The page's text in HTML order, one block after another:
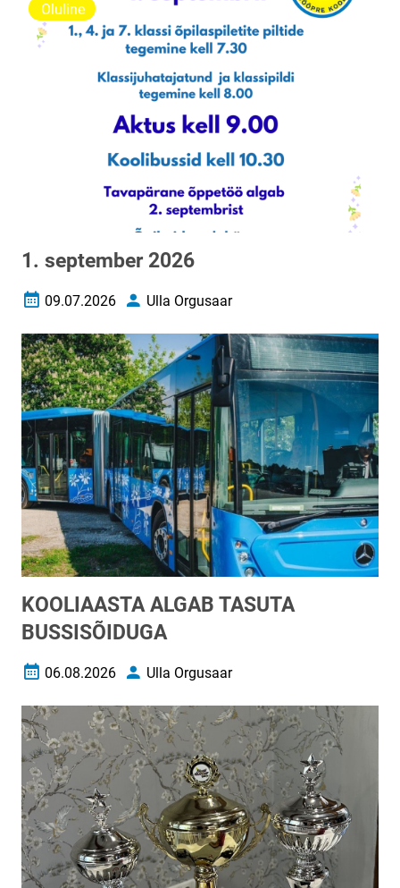
Oluline
1. september 2026
Loomise kuupäev
09.07.2026 AutorUlla Orgusaar
KOOLIAASTA ALGAB TASUTA
BUSSISÕIDUGA
Loomise kuupäev
06.08.2026 AutorUlla Orgusaar